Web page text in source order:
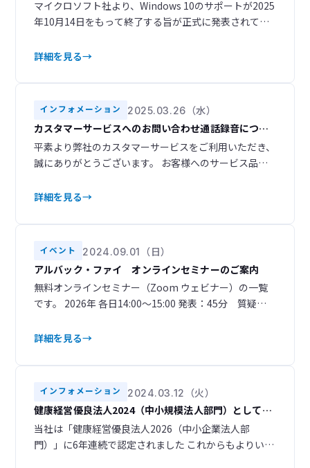
マイクロソフト社より、Windows 10のサポートが2025
年10月14日をもって終了する旨が正式に発表されてい
プログラム等の提供が受けられなくなるため、サイバ
います。当社では、ご使用中の当社製品におけるOSア
つ安定した運用を継続いただけるよう支援いた
詳細を見る
インフォメーション 2025.03.26（水）
カスタマーサービスへのお問い合わせ通話録音につい
てのご案内
平素より弊社のカスタマーサービスをご利用いただき、
誠にありがとうございます。 お客様へのサービス品質
録音させていただくことになりました。 録音された通
話応対の改善: お客様への応対をより良いものにするた
認: お客様からのご要
詳細を見る
イベント 2024.09.01（日）
アルバック・ファイ オンラインセミナーのご案内
無料オンラインセミナー（Zoom ウェビナー）の一覧
です。 2026年 各日14:00～15:00 発表：45分 質疑応
程タイトル言語対象参加登録開始日7/22（水）今さら
TOF-SIMSで何がわかるのかTOF-SIMSは表面に存在す
詳細を見る
インフォメーション 2024.03.12（火）
健康経営優良法人2024（中小規模法人部門）として認
定されました
当社は「健康経営優良法人2026（中小企業法人部
門）」に6年連続で認定されました これからもよりいっ